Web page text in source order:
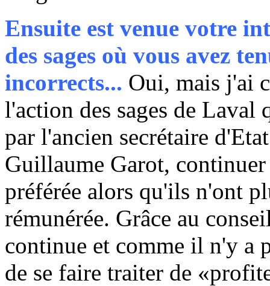
Ensuite est venue votre
des sages où vous avez
incorrects... Oui, mais j'ai
l'action des sages de
par l'ancien secrétaire
Guillaume Garot,
préférée alors qu'ils n'ont
rémunérée. Grâce au
continue et comme il n'y a
de se faire traiter de